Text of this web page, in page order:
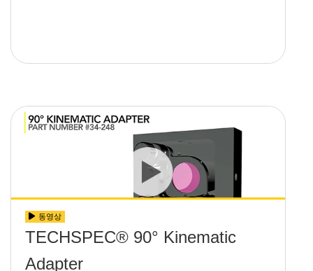
동영상
TECHSPEC® 90° Kinematic
Adapter